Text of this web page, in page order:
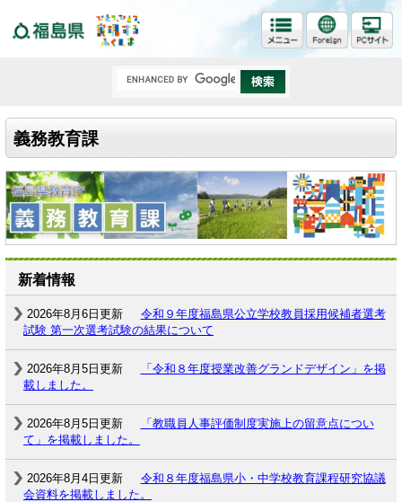
義務教育課
新着情報
2026年8月6日更新
令和９年度福島県公立学校教員採用候補者選考
試験 第一次選考試験の結果について
2026年8月5日更新
「令和８年度授業改善グランドデザイン」を掲
載しました。
2026年8月5日更新
「教職員人事評価制度実施上の留意点につい
て」を掲載しました。
2026年8月4日更新
令和８年度福島県小・中学校教育課程研究協議
会資料を掲載しました。